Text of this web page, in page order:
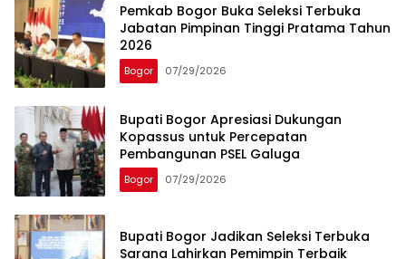
Pemkab Bogor Buka Seleksi Terbuka
Jabatan Pimpinan Tinggi Pratama Tahun
2026
Bogor 07/29/2026
Bupati Bogor Apresiasi Dukungan
Kopassus untuk Percepatan
Pembangunan PSEL Galuga
Bogor 07/29/2026
Bupati Bogor Jadikan Seleksi Terbuka
Sarana Lahirkan Pemimpin Terbaik